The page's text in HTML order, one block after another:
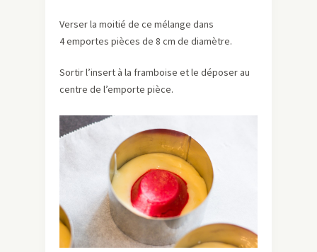
Verser la moitié de ce mélange dans
4 emportes pièces de 8 cm de diamètre.
Sortir l’insert à la framboise et le déposer au
centre de l’emporte pièce.